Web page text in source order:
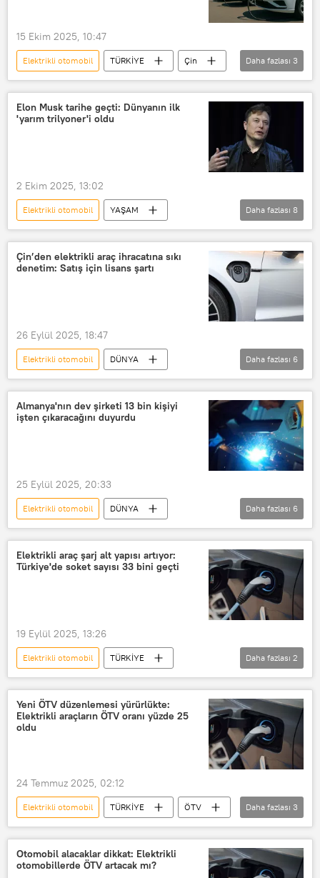
15 Ekim 2025, 10:47
Elektrikli otomobil TÜRKİYE
Çin
ABD
elektrikli araç Türkiye
Daha fazlası 3
Elon Musk tarihe geçti: Dünyanın ilk
'yarım trilyoner'i oldu
2 Ekim 2025, 13:02
Elektrikli otomobil
YAŞAM
Elon Musk
Tesla
SpaceX
AI
DOGE
Oracle
Larry Ellison
BYD
Daha fazlası 8
Çin’den elektrikli araç ihracatına sıkı
denetim: Satış için lisans şartı
26 Eylül 2025, 18:47
Elektrikli otomobil
DÜNYA
Haberler
Çin
Ticaret Bakanlığı
Avrupa Birliği
Great Wall Motors
ABD
Daha fazlası 6
Almanya'nın dev şirketi 13 bin kişiyi
işten çıkaracağını duyurdu
25 Eylül 2025, 20:33
Elektrikli otomobil
DÜNYA
Almanya
Teknoloji
ileri teknoloji
Elektrik
Otomobil
Otomobil sanayi
Daha fazlası 6
Elektrikli araç şarj alt yapısı artıyor:
Türkiye'de soket sayısı 33 bini geçti
19 Eylül 2025, 13:26
Elektrikli otomobil
TÜRKİYE
elektrikli araç
elektrikli motosiklet
Daha fazlası 2
Yeni ÖTV düzenlemesi yürürlükte:
Elektrikli araçların ÖTV oranı yüzde 25
oldu
24 Temmuz 2025, 02:12
Elektrikli otomobil TÜRKİYE
ÖTV
Özel Tüketim Vergisi (ÖTV)
elektrikli araç
Otomobil
Daha fazlası 3
Otomobil alacaklar dikkat: Elektrikli
otomobillerde ÖTV artacak mı?